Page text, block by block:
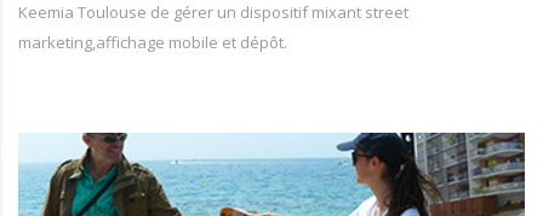
Keemia Toulouse de gérer un dispositif mixant street
marketing,affichage mobile et dépôt.